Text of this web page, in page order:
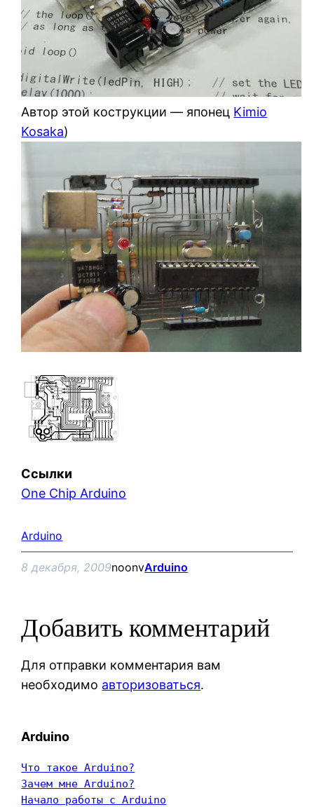
Автор этой кострукции — японец Kimio
Kosaka)
Ссылки
One Chip Arduino
Arduino
8 декабря, 2009noonvArduino
Добавить комментарий
Для отправки комментария вам
необходимо авторизоваться.
Arduino
Что такое Arduino?
Зачем мне Arduino?
Начало работы с Arduino